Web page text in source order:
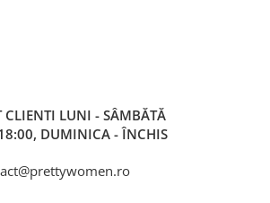
CLIENTI LUNI - SÂMBĂTĂ
DUMINICA - ÎNCHIS